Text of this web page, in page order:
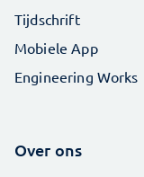
Tijdschrift
Mobiele App
Engineering Works
Over ons